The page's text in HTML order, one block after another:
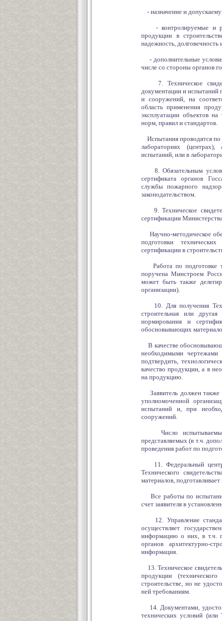
- назначение и
- контролируемые и
продукции в
надежность, долговечность
- дополнительные
числе со стороны органов
7. Техническое
документации и испытаний
и сооружений, на
область применения
эксплуатации объектов
норм, правил и стандартов.
Испытания проводятся по
лабораториях (центрах),
испытаний, или в
8. Обязательным
сертификата органов
службы пожарного
законодательством.
9. Техническое
сертификации
Научно-методическое
подготовки
сертификации в
Работа по подготовке
поручена Минстроем
может быть также
организации).
10. Для получения
строительная или другая
нормирования и
обосновывающих
В качестве
необходимыми чертежами
подтвердить,
качество продукции, а в
на продукцию.
Заявитель должен также
уполномоченной
испытаний и, при
сооружений.
Число испытываемых
представляемых (в т.ч.
проведения работ по
11. Федеральный центр
Технического
материалов,
Все работы по
счет заявителя в
12. Управление
осуществляет
информацию о них, в т.ч.
органов архитектурно-
информация.
13. Техническое
продукции
строительстве, но не
ней требованиям.
14. Документами,
технических условий (или